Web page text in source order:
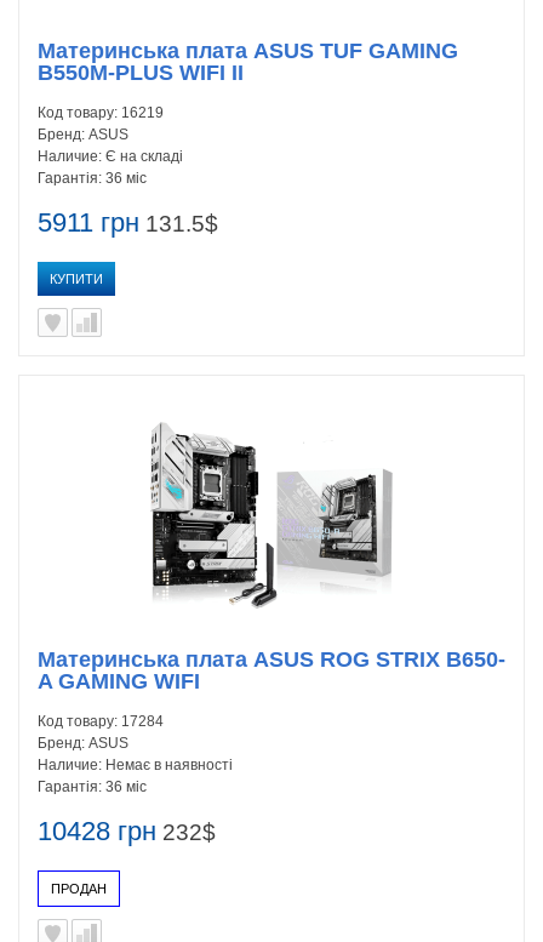
5911 грн 131.5$
КУПИТИ
Материнська плата ASUS TUF GAMING
B550M-PLUS WIFI II
Код товару: 16219
Бренд: ASUS
Наличие: Є на складі
Гарантія: 36 міс
10428 грн 232$
ПРОДАН
Материнська плата ASUS ROG STRIX B650-
A GAMING WIFI
Код товару: 17284
Бренд: ASUS
Наличие: Немає в наявності
Гарантія: 36 міс